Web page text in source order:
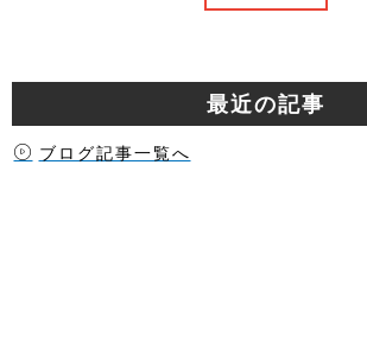
最近の記事
ブログ記事一覧へ